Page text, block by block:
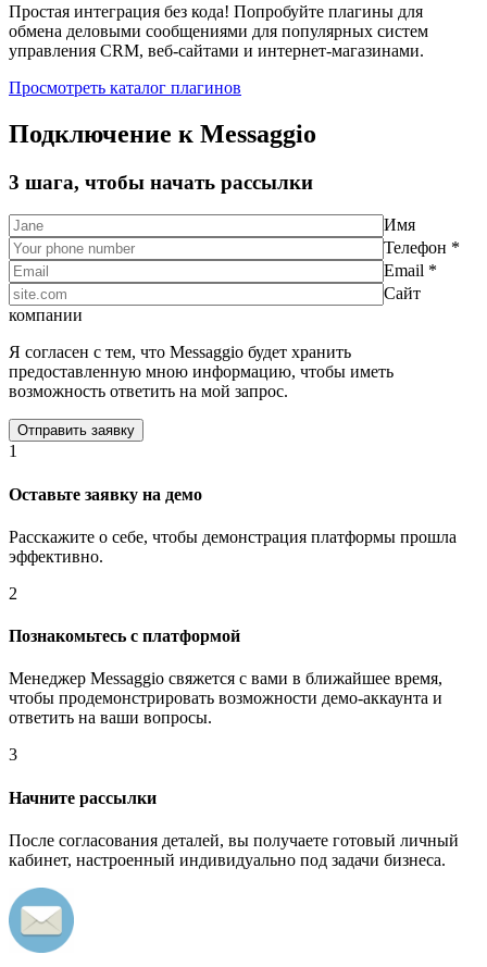
Простая интеграция без кода! Попробуйте плагины для
обмена деловыми сообщениями для популярных систем
управления CRM, веб-сайтами и интернет-магазинами.
Просмотреть каталог плагинов
Подключение к Messaggio
3 шага, чтобы начать рассылки
Имя
Телефон *
Email *
Сайт
компании
Я согласен с тем, что Messaggio будет хранить
предоставленную мною информацию, чтобы иметь
возможность ответить на мой запрос.
1
Оставьте заявку на демо
Расскажите о себе, чтобы демонстрация платформы прошла
эффективно.
2
Познакомьтесь с платформой
Менеджер Messaggio свяжется с вами в ближайшее время,
чтобы продемонстрировать возможности демо-аккаунта и
ответить на ваши вопросы.
3
Начните рассылки
После согласования деталей, вы получаете готовый личный
кабинет, настроенный индивидуально под задачи бизнеса.